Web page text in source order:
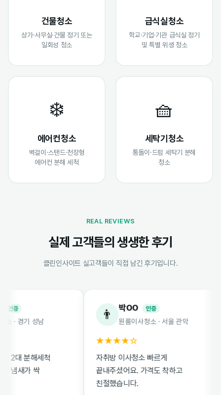
건물청소
상가·사무실·건물 정기 또는
일회성 청소
급식실청소
학교·기업·기관 급식실 정기
및 특별 위생 청소
❄️
에어컨청소
벽걸이·스탠드·천장형
에어컨 분해 세척
🧺
세탁기청소
통돌이·드럼 세탁기 분해
청소
REAL REVIEWS
실제 고객들의 생생한 후기
클린인사이트 실고객들이 직접 남긴 후기입니다.
기 성남
분해세척
가 싹
👨 박OO 인증
원룸이사청소 · 서울 관악
★★★★☆
자취방 이사청소 빠르게
끝내주셨어요. 가격도 착하고
친절했습니다.